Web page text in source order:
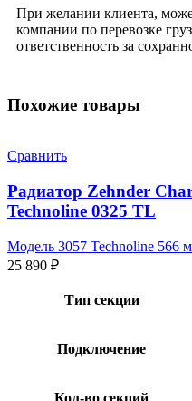
При желании клиента,
компании по перевозке
ответственность за
Похожие товары
Сравнить
Радиатор Zehnder
Technoline 0325 TL
Модель 3057 Technoline 566
25 890 ₽
Тип секции
Подключение
Кол-во секций